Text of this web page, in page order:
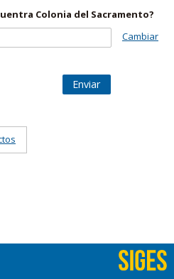
Colonia del Sacramento?
Cambiar
Enviar